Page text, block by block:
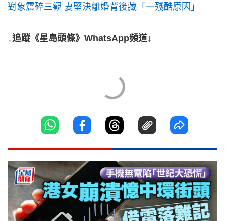
對象震碎三觀 妻堅決離婚背後藏「一殘酷原因」
↓追蹤《星島頭條》WhatsApp頻道↓